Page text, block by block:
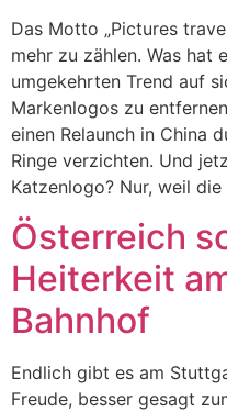
Das Motto „Pictures
mehr zu zählen. Was hat
umgekehrten Trend auf
Markenlogos zu
einen Relaunch in China
Ringe verzichten. Und
Katzenlogo? Nur, weil
Österreich
Heiterkeit
Bahnhof
Endlich gibt es am
Freude, besser gesagt